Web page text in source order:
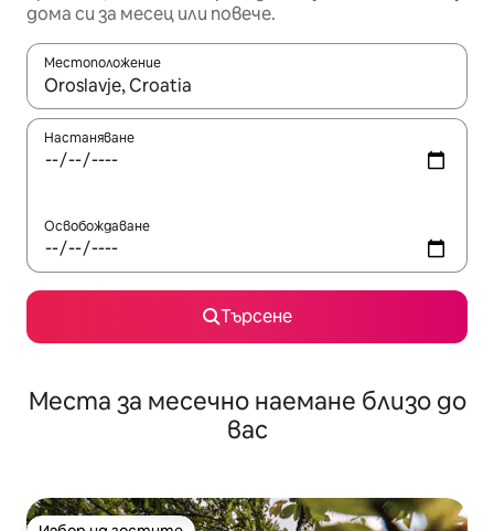
дома си за месец или повече.
Местоположение
Когато резултатите се покажат, използвайте
Настаняване
Освобождаване
Търсене
Места за месечно наемане близо до
вас